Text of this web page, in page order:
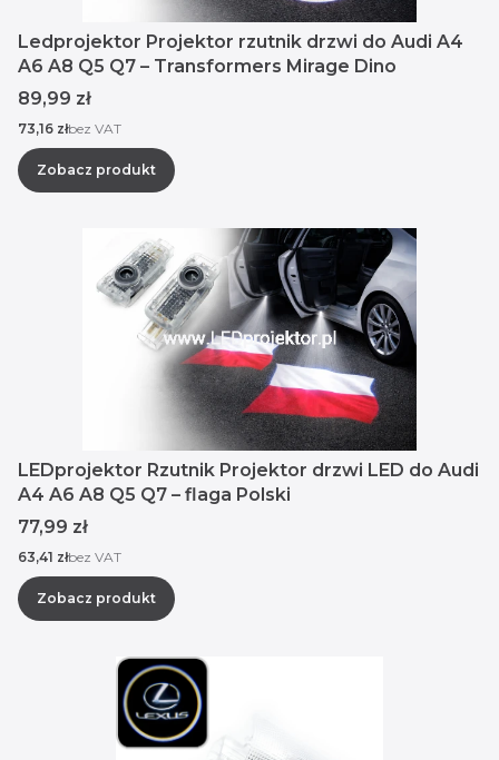
Ledprojektor Projektor rzutnik drzwi do Audi A4
A6 A8 Q5 Q7 – Transformers Mirage Dino
Cena
89,99 zł
Cena
73,16 złbez VAT
Zobacz produkt
LEDprojektor Rzutnik Projektor drzwi LED do Audi
A4 A6 A8 Q5 Q7 – flaga Polski
Cena
77,99 zł
Cena
63,41 złbez VAT
Zobacz produkt